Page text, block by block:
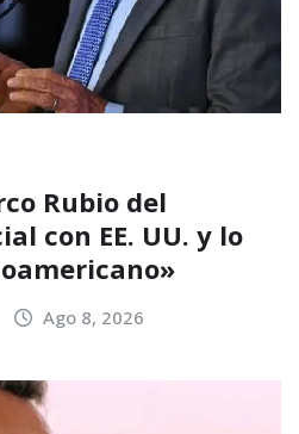
Rubio del
con EE. UU. y lo
Ago 8, 2026